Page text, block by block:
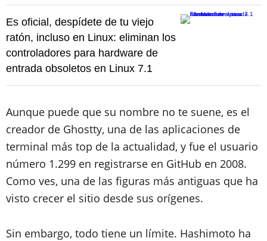
Es oficial, despídete de tu viejo
ratón, incluso en Linux: eliminan los
controladores para hardware de
entrada obsoletos en Linux 7.1
Aunque puede que su nombre no te suene, es el
creador de Ghostty, una de las aplicaciones de
terminal más top de la actualidad, y fue el usuario
número 1.299 en registrarse en GitHub en 2008.
Como ves, una de las figuras más antiguas que ha
visto crecer el sitio desde sus orígenes.
Sin embargo, todo tiene un límite. Hashimoto ha